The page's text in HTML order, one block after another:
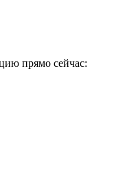
прямо сейчас: